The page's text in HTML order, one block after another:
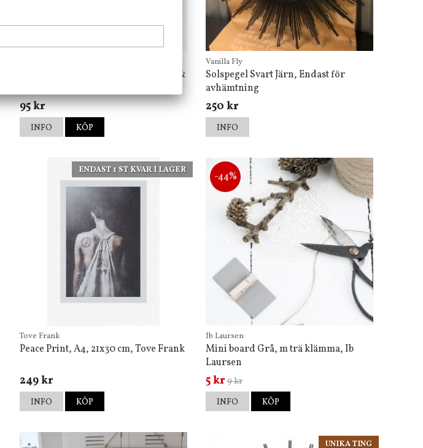
Poster Superkind, 30x40 cm, Frank &
95 kr
INFO KÖP
Vanilla Fly
Solspegel Svart Järn, Endast för
avhämtning
250 kr
INFO
ENDAST 1 ST KVAR I LAGER
Tove Frank
Peace Print, A4, 21x30 cm, Tove Frank
249 kr
INFO KÖP
Ib Laursen
Mini board Grå, m trä klämma, Ib
Laursen
5 kr 9 kr
-44%
INFO KÖP
UNIKA TING